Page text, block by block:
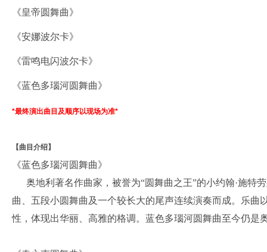
《皇帝圆舞曲》
《安娜波尔卡》
《雷鸣电闪波尔卡》
《蓝色多瑙河圆舞曲》
*最终演出曲目及顺序以现场为准*
【曲目介绍】
《蓝色多瑙河圆舞曲》
奥地利著名作曲家，被誉为“圆舞曲之王”的小约翰·施特
曲、五段小圆舞曲及一个较长大的尾声连续演奏而成。乐
性，体现出华丽、高雅的格调。蓝色多瑙河圆舞曲至今仍是